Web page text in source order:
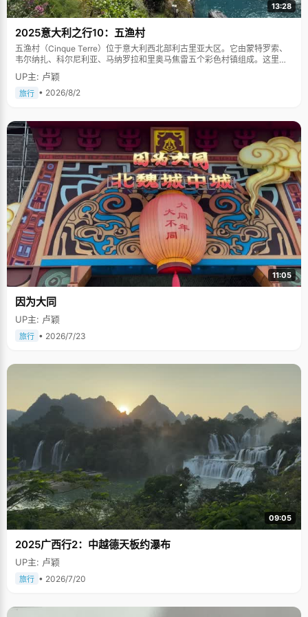
13:28
2025意大利之行10：五渔村
五渔村（Cinque Terre）位于意大利西北部利古里亚大区。它由蒙特罗索、
韦尔纳扎、科尔尼利亚、马纳罗拉和里奥马焦雷五个彩色村镇组成。这里依
山傍海，房屋色彩斑斓，1997年被列为世界文化遗产。
UP主: 卢颖
旅行 • 2026/8/2
11:05
因为大同
UP主: 卢颖
旅行 • 2026/7/23
09:05
2025广西行2：中越德天板约瀑布
UP主: 卢颖
旅行 • 2026/7/20